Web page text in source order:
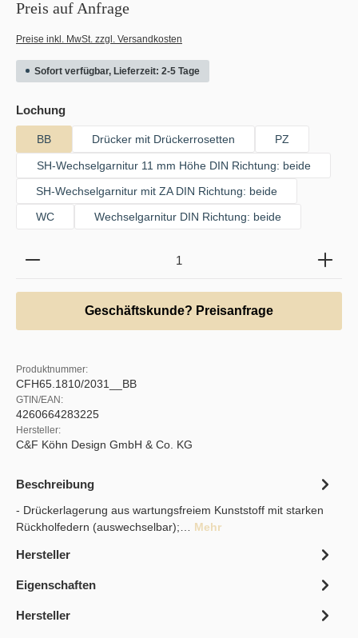
Preis auf Anfrage
Preise inkl. MwSt. zzgl. Versandkosten
Sofort verfügbar, Lieferzeit: 2-5 Tage
Lochungauswählen
BB Drücker mit Drückerrosetten PZ
SH-Wechselgarnitur 11 mm Höhe DIN Richtung: beide
SH-Wechselgarnitur mit ZA DIN Richtung: beide
WC
Wechselgarnitur DIN Richtung: beide
Produkt Anzahl: Gib den gewünschten Wert ein
Geschäftskunde? Preisanfrage
Produktnummer:
CFH65.1810/2031__BB
GTIN/EAN:
4260664283225
Hersteller:
C&F Köhn Design GmbH & Co. KG
Beschreibung
- Drückerlagerung aus wartungsfreiem Kunststoff mit starken
Rückholfedern (auswechselbar);… Mehr
Hersteller
Eigenschaften
Hersteller